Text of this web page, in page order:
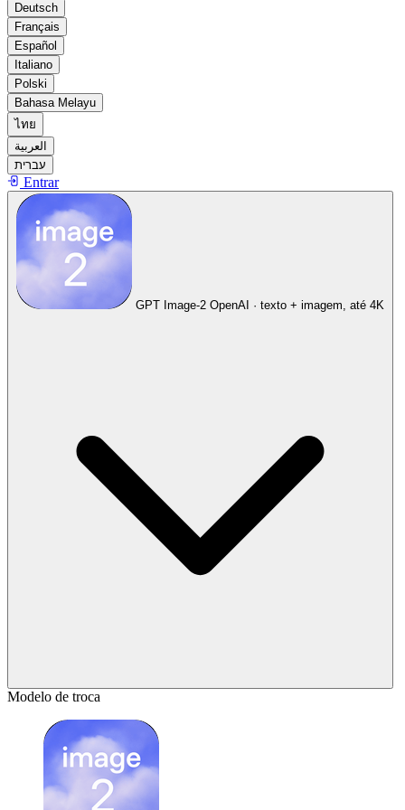
Deutsch
Français
Español
Italiano
Polski
Bahasa Melayu
ไทย
العربية
עברית
Entrar
GPT Image-2 OpenAI · texto + imagem, até 4K
Modelo de troca